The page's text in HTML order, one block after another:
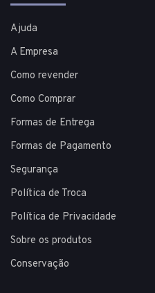
Ajuda
A Empresa
Como revender
Como Comprar
Formas de Entrega
Formas de Pagamento
Segurança
Política de Troca
Política de Privacidade
Sobre os produtos
Conservação